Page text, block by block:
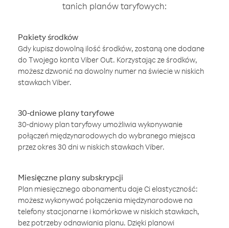
tanich planów taryfowych:
Pakiety środków
Gdy kupisz dowolną ilość środków, zostaną one dodane
do Twojego konta Viber Out. Korzystając ze środków,
możesz dzwonić na dowolny numer na świecie w niskich
stawkach Viber.
30-dniowe plany taryfowe
30-dniowy plan taryfowy umożliwia wykonywanie
połączeń międzynarodowych do wybranego miejsca
przez okres 30 dni w niskich stawkach Viber.
Miesięczne plany subskrypcji
Plan miesięcznego abonamentu daje Ci elastyczność:
możesz wykonywać połączenia międzynarodowe na
telefony stacjonarne i komórkowe w niskich stawkach,
bez potrzeby odnawiania planu. Dzięki planowi